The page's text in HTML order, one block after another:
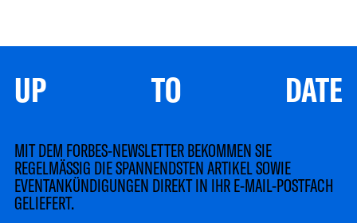
UP TO DATE
MIT DEM FORBES-NEWSLETTER BEKOMMEN SIE
REGELMÄSSIG DIE SPANNENDSTEN ARTIKEL SOWIE
EVENTANKÜNDIGUNGEN DIREKT IN IHR E-MAIL-POSTFACH
GELIEFERT.